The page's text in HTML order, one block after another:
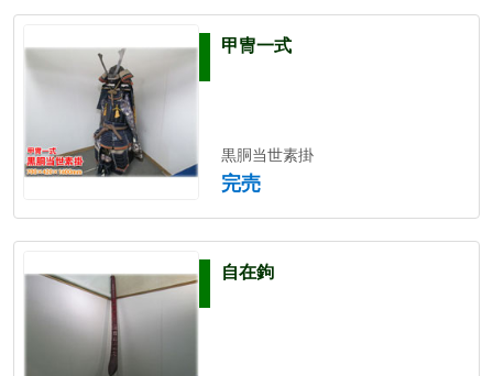
甲冑一式
黒胴当世素掛
完売
自在鉤